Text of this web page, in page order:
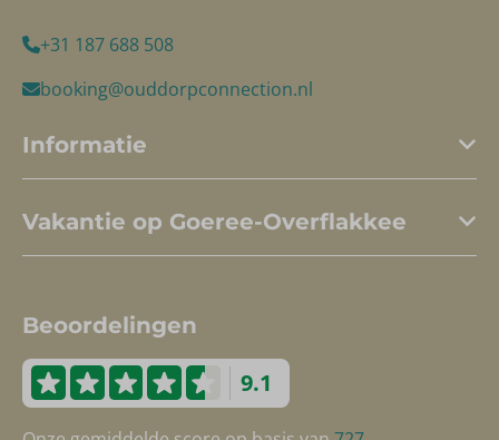
+31 187 688 508
booking@ouddorpconnection.nl
Informatie
Vakantie op Goeree-Overflakkee
Beoordelingen
9.1